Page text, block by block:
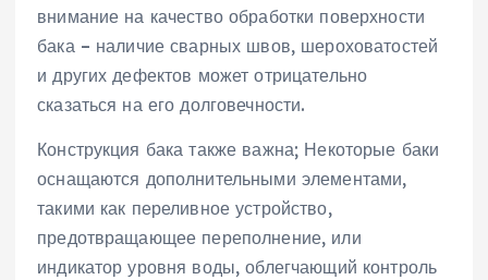
внимание на качество обработки поверхности
бака – наличие сварных швов‚ шероховатостей
и других дефектов может отрицательно
сказаться на его долговечности.
Конструкция бака также важна; Некоторые баки
оснащаются дополнительными элементами‚
такими как переливное устройство‚
предотвращающее переполнение‚ или
индикатор уровня воды‚ облегчающий контроль